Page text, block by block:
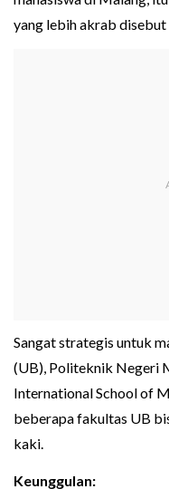
yang lebih akrab disebut
Sangat strategis untuk
(UB), Politeknik Negeri
International School of
beberapa fakultas UB
kaki.
Keunggulan: